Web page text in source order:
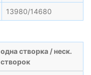
13980/14680
одна створка / неск.
створок